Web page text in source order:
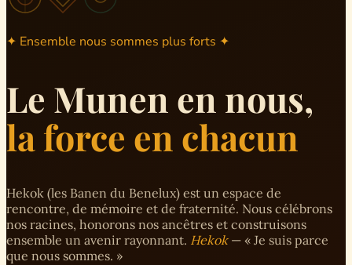
✦ Ensemble nous sommes plus forts ✦
Le Munen en nous,
la force en chacun
Hekok (les Banen du Benelux) est un espace de
rencontre, de mémoire et de fraternité. Nous célébrons
nos racines, honorons nos ancêtres et construisons
ensemble un avenir rayonnant. Hekok— « Je suis parce
que nous sommes. »